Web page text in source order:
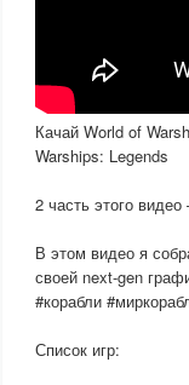
Качай World of
Warships: Legends
2 часть этого
В этом видео я
своей next-gen
#корабли
Список игр: